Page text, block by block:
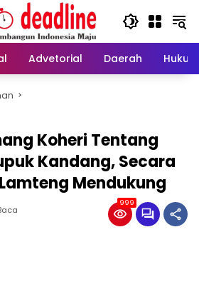
Advetorial Daerah Hukum
Koheri Tentang
Kandang, Secara
Mendukung
999